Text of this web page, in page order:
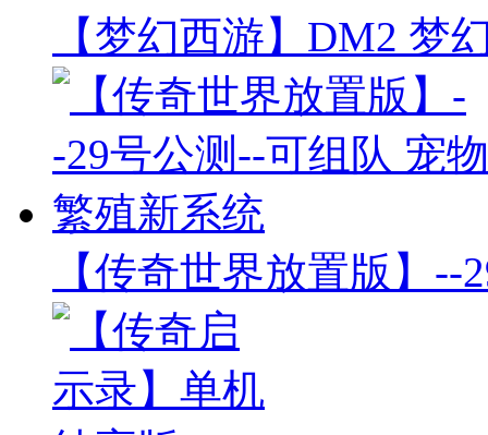
【梦幻西游】DM2 梦
【传奇世界放置版】